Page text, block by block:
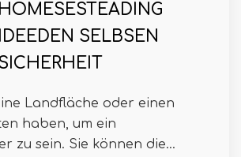
HOMESESTEADING
IDEEDEN SELBSEN
Landfläche oder einen
haben, um ein
zu sein. Sie können die...